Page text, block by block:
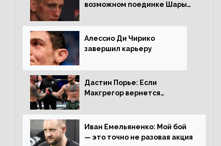
возможном поединке Шары
Копыловым
Алессио Ди Чирико
завершил карьеру
Дастин Порье: Если
Макгрегор вернется
раунда на Чендлера
Иван Емельяненко: Мой бой
— это точно не разовая акция